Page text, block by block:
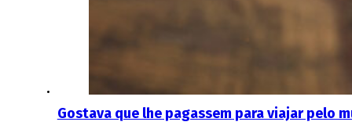
Gostava que lhe pagassem para viajar pelo